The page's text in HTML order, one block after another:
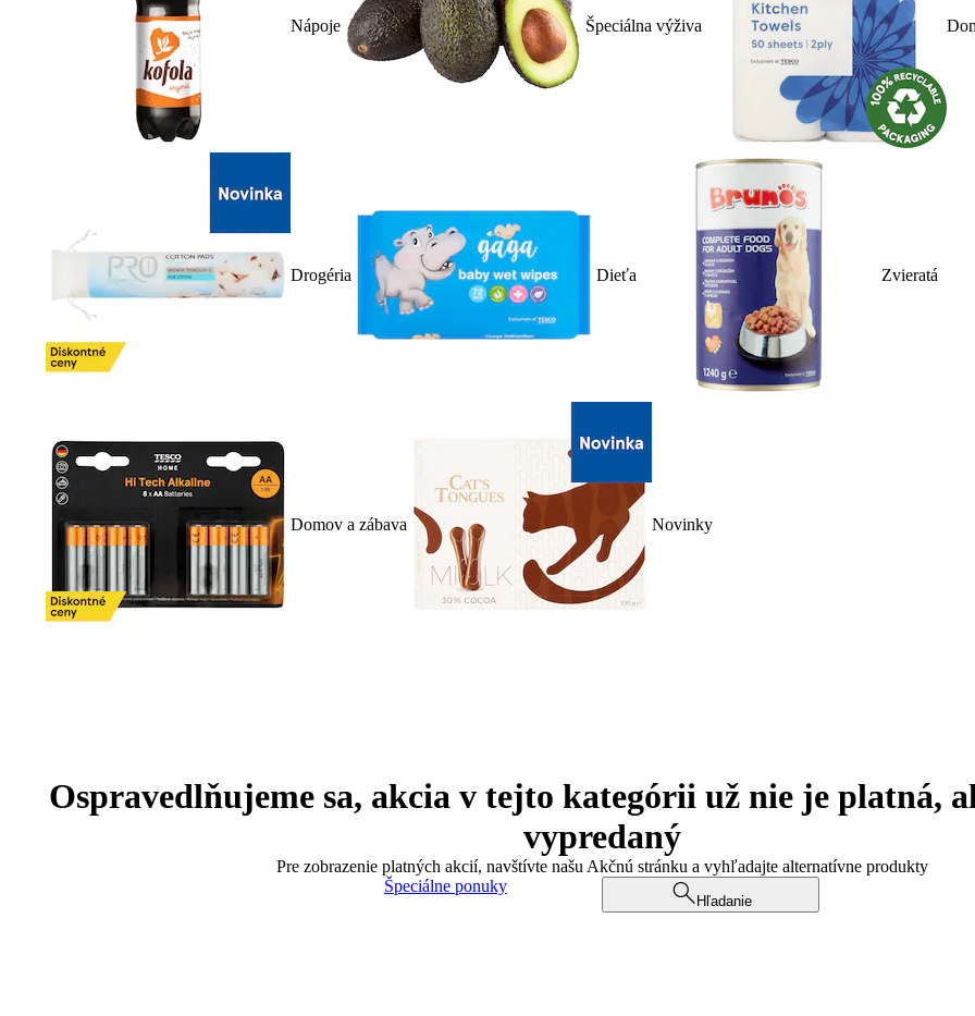
Nápoje Špeciálna výživa
Drogéria Dieťa Zvieratá
Domov a zábava Novinky
Ospravedlňujeme sa, akcia v tejto kategórii už nie je platná,
vypredaný
Pre zobrazenie platných akcií, navštívte našu Akčnú stránku a vyhľadajte alternatívne produkty
Špeciálne ponuky
Hľadanie